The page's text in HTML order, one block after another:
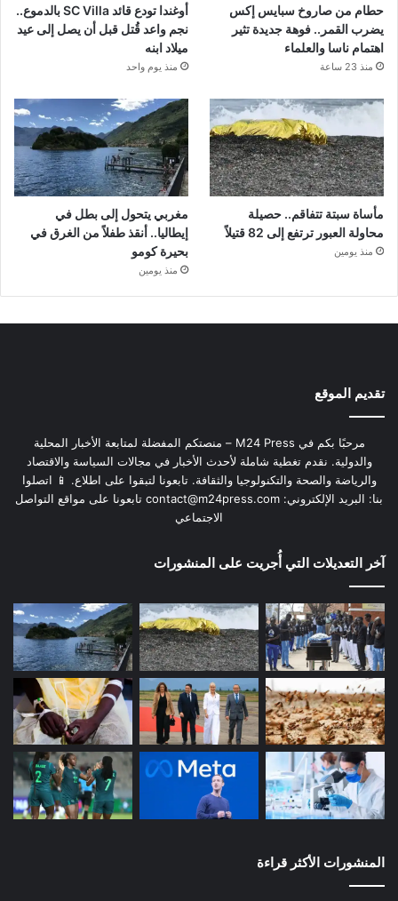
حطام من صاروخ سبايس إكس
يضرب القمر.. فوهة جديدة تثير
اهتمام ناسا والعلماء
منذ 23 ساعة
أوغندا تودع قائد SC Villa بالدموع..
نجم واعد قُتل قبل أن يصل إلى عيد
ميلاد ابنه
منذ يوم واحد
مأساة سبتة تتفاقم.. حصيلة
محاولة العبور ترتفع إلى 82 قتيلاً
منذ يومين
مغربي يتحول إلى بطل في
إيطاليا.. أنقذ طفلاً من الغرق في
بحيرة كومو
منذ يومين
تقديم الموقع
مرحبًا بكم في M24 Press – منصتكم المفضلة لمتابعة الأخبار المحلية
والدولية. نقدم تغطية شاملة لأحدث الأخبار في مجالات السياسة والاقتصاد
والرياضة والصحة والتكنولوجيا والثقافة. تابعونا لتبقوا على اطلاع. 📱 اتصلوا
بنا: البريد الإلكتروني: contact@m24press.com تابعونا على مواقع التواصل
الاجتماعي
آخر التعديلات التي أُجريت على المنشورات
المنشورات الأكثر قراءة